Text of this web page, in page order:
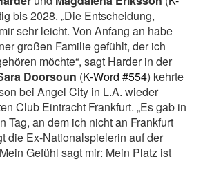
bis 2028. „Die Entscheidung,
sehr leicht. Von Anfang an habe
großen Familie gefühlt, der ich
möchte“, sagt Harder in der
Doorsoun (K-Word #554) kehrte
bei Angel City in L.A. wieder
Club Eintracht Frankfurt. „Es gab in
Tag, an dem ich nicht an Frankfurt
die Ex-Nationalspielerin auf der
Gefühl sagt mir: Mein Platz ist